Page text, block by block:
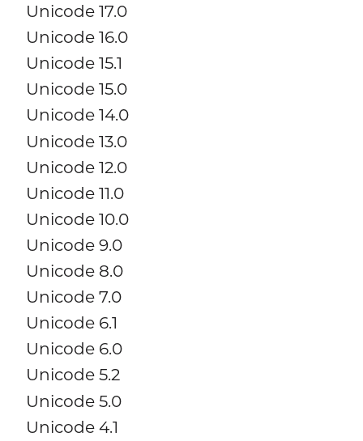
Unicode 17.0
Unicode 16.0
Unicode 15.1
Unicode 15.0
Unicode 14.0
Unicode 13.0
Unicode 12.0
Unicode 11.0
Unicode 10.0
Unicode 9.0
Unicode 8.0
Unicode 7.0
Unicode 6.1
Unicode 6.0
Unicode 5.2
Unicode 5.0
Unicode 4.1